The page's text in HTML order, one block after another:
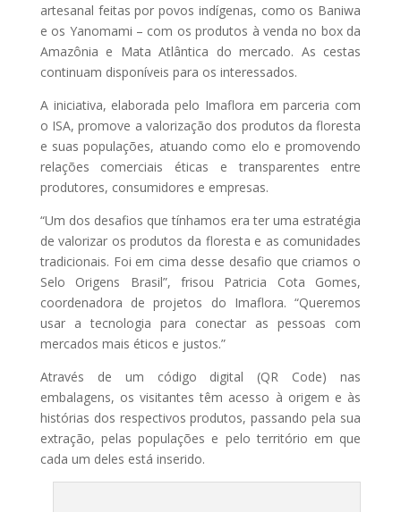
artesanal feitas por povos indígenas, como os Baniwa
e os Yanomami – com os produtos à venda no box da
Amazônia e Mata Atlântica do mercado. As cestas
continuam disponíveis para os interessados.
A iniciativa, elaborada pelo Imaflora em parceria com
o ISA, promove a valorização dos produtos da floresta
e suas populações, atuando como elo e promovendo
relações comerciais éticas e transparentes entre
produtores, consumidores e empresas.
“Um dos desafios que tínhamos era ter uma estratégia
de valorizar os produtos da floresta e as comunidades
tradicionais. Foi em cima desse desafio que criamos o
Selo Origens Brasil”, frisou Patricia Cota Gomes,
coordenadora de projetos do Imaflora. “Queremos
usar a tecnologia para conectar as pessoas com
mercados mais éticos e justos.”
Através de um código digital (QR Code) nas
embalagens, os visitantes têm acesso à origem e às
histórias dos respectivos produtos, passando pela sua
extração, pelas populações e pelo território em que
cada um deles está inserido.